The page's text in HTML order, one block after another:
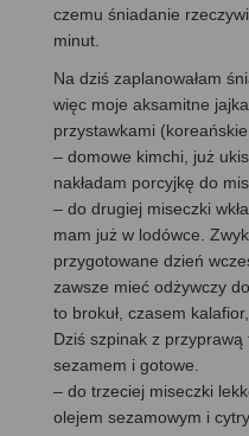
czemu śniadanie
minut.
Na dziś zaplanowałam
więc moje aksamitne
przystawkami
– domowe kimchi, już
nakładam porcyjkę do
– do drugiej miseczki
mam już w lodówce.
przygotowane dzień
zawsze mieć odżywczy
to brokuł, czasem
Dziś szpinak z
sezamem i gotowe.
– do trzeciej miseczki
olejem sezamowym i